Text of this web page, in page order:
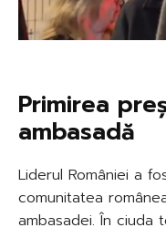
Primirea
ambasadă
Liderul României a
comunitatea
ambasadei. În ciuda